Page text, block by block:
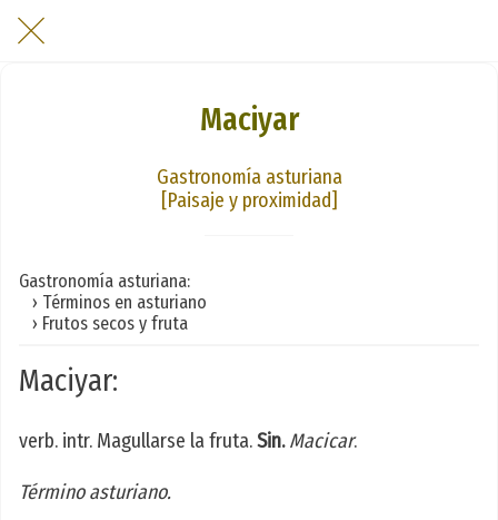
Maciyar
Gastronomía asturiana
[Paisaje y proximidad]
Gastronomía asturiana:
› Términos en asturiano
› Frutos secos y fruta
Maciyar:
verb. intr. Magullarse la fruta.Sin. Macicar.
Término asturiano.